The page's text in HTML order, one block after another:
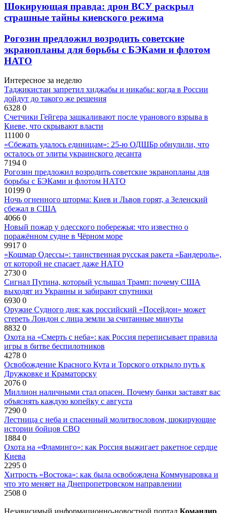
Шокирующая правда: дрон ВСУ раскрыл
страшные тайны киевского режима
Рогозин предложил возродить советские
экранопланы для борьбы с БЭКами и флотом
НАТО
Интересное за неделю
Таджикистан запретил хиджабы и никабы: когда в России
дойдут до такого же решения
6328 0
Счетчики Гейгера зашкаливают после уранового взрыва в
Киеве, что скрывают власти
11100 0
«Сбежать удалось единицам»: 25-ю ОДШБр обнулили, что
осталось от элиты украинского десанта
7194 0
Рогозин предложил возродить советские экранопланы для
борьбы с БЭКами и флотом НАТО
10199 0
Ночь огненного шторма: Киев и Львов горят, а Зеленский
сбежал в США
4066 0
Новый пожар у одесского побережья: что известно о
поражённом судне в Чёрном море
9917 0
«Кошмар Одессы»: таинственная русская ракета «Бандероль»,
от которой не спасает даже НАТО
2730 0
Сигнал Путина, который услышал Трамп: почему США
выходят из Украины и забирают спутники
6930 0
Оружие Судного дня: как российский «Посейдон» может
стереть Лондон с лица земли за считанные минуты
8832 0
Охота на «Смерть с неба»: как Россия переписывает правила
игры в битве беспилотников
4278 0
Освобождение Красного Кута и Торского открыло путь к
Дружковке и Краматорску
2076 0
Миллион наличными стал опасен. Почему банки заставят вас
объяснять каждую копейку с августа
7290 0
Лестница с неба и спасенный молитвословом, шокирующие
истории бойцов СВО
1884 0
Охота на «Фламинго»: как Россия выжигает ракетное сердце
Киева
2295 0
Хитрость «Востока»: как была освобождена Коммунаровка и
что это меняет на Днепропетровском направлении
2508 0